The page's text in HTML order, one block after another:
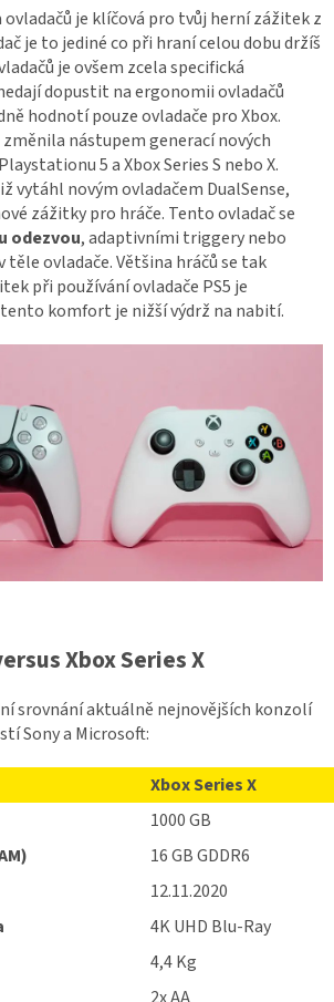
je klíčová pro tvůj herní zážitek z
je to jediné co při hraní celou dobu držíš
je ovšem zcela specifická
dopustit na ergonomii ovladačů
hodnotí pouze ovladače pro Xbox.
nástupem generací nových
5 a Xbox Series S nebo X.
vytáhl novým ovladačem DualSense,
zážitky pro hráče. Tento ovladač se
odezvou, adaptivními triggery nebo
ovladače. Většina hráčů se tak
při používání ovladače PS5 je
komfort je nižší výdrž na nabití.
Xbox Series X
srovnání aktuálně nejnovějších konzolí
Sony a Microsoft:
Xbox Series X
1000 GB
16 GB GDDR6
12.11.2020
4K UHD Blu-Ray
4,4 Kg